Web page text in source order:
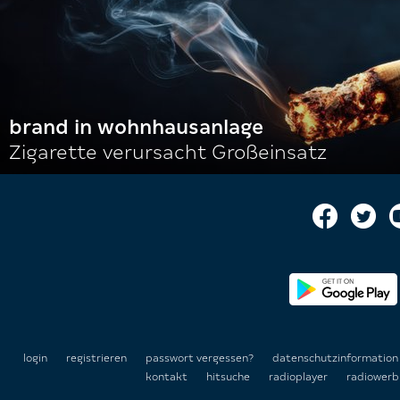
brand in wohnhausanlage
Zigarette verursacht Großeinsatz
login registrieren passwort vergessen?
datenschutzinformation
kontakt
hitsuche radioplayer